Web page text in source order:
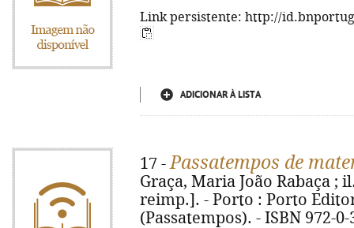
Link persistente: http://
ADICIONAR À LISTA
17 -Passatempos de
Graça, Maria João Rabaça ;
reimp.]. - Porto : Porto
(Passatempos). - ISBN 972-0-